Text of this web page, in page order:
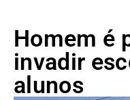
Homem é
invadir
alunos